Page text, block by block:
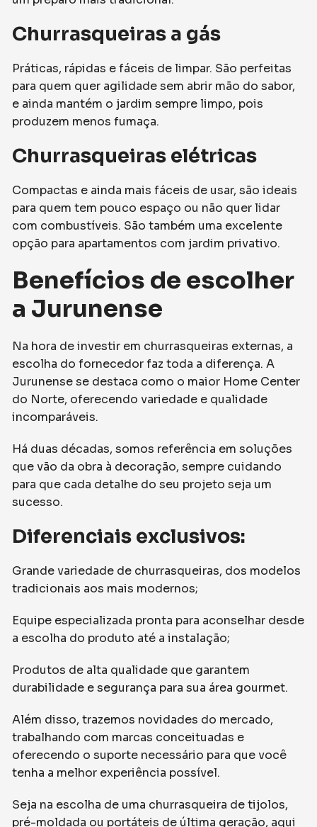
Churrasqueiras a gás
Práticas, rápidas e fáceis de limpar. São perfeitas
para quem quer agilidade sem abrir mão do sabor,
e ainda mantém o jardim sempre limpo, pois
produzem menos fumaça.
Churrasqueiras elétricas
Compactas e ainda mais fáceis de usar, são ideais
para quem tem pouco espaço ou não quer lidar
com combustíveis. São também uma excelente
opção para apartamentos com jardim privativo.
Benefícios de escolher
a Jurunense
Na hora de investir em churrasqueiras externas, a
escolha do fornecedor faz toda a diferença. A
Jurunense se destaca como o maior Home Center
do Norte, oferecendo variedade e qualidade
incomparáveis.
Há duas décadas, somos referência em soluções
que vão da obra à decoração, sempre cuidando
para que cada detalhe do seu projeto seja um
sucesso.
Diferenciais exclusivos:
Grande variedade de churrasqueiras, dos modelos
tradicionais aos mais modernos;
Equipe especializada pronta para aconselhar desde
a escolha do produto até a instalação;
Produtos de alta qualidade que garantem
durabilidade e segurança para sua área gourmet.
Além disso, trazemos novidades do mercado,
trabalhando com marcas conceituadas e
oferecendo o suporte necessário para que você
tenha a melhor experiência possível.
Seja na escolha de uma churrasqueira de tijolos,
pré-moldada ou portáteis de última geração, aqui